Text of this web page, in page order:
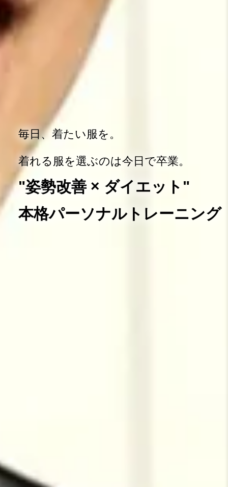
毎日、着たい服を。
着れる服を選ぶのは今日で卒業。
"姿勢改善 × ダイエット"
本格パーソナルトレーニング